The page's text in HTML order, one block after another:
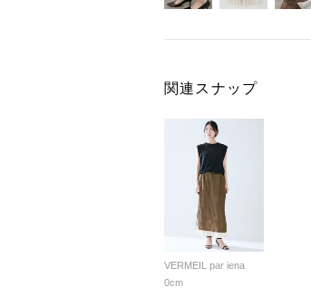
関連スナップ
VERMEIL par iena
0cm